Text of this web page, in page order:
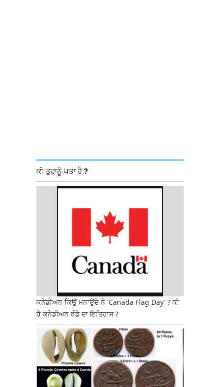
ਕੀ ਤੁਹਾਨੂੰ ਪਤਾ ਹੈ ?
ਕਨੇਡੀਅਨ ਕਿਉਂ ਮਨਾਉਂਦੇ ਨੇ 'Canada Flag Day' ? ਕੀ
ਹੈ ਕਨੇਡੀਅਨ ਝੰਡੇ ਦਾ ਇਤਿਹਾਸ ?